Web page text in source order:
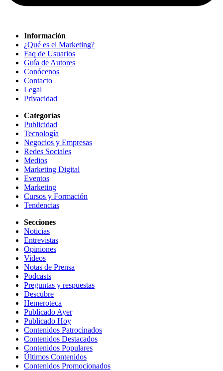
Información
¿Qué es el Marketing?
Faq de Usuarios
Guía de Autores
Conócenos
Contacto
Legal
Privacidad
Categorías
Publicidad
Tecnología
Negocios y Empresas
Redes Sociales
Medios
Marketing Digital
Eventos
Marketing
Cursos y Formación
Tendencias
Secciones
Noticias
Entrevistas
Opiniones
Videos
Notas de Prensa
Podcasts
Preguntas y respuestas
Descubre
Hemeroteca
Publicado Ayer
Publicado Hoy
Contenidos Patrocinados
Contenidos Destacados
Contenidos Populares
Últimos Contenidos
Contenidos Promocionados